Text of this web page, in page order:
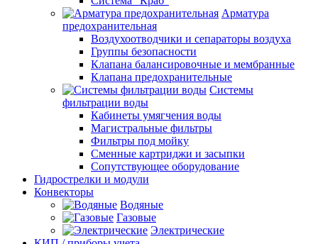
Арматура
предохранительная
Воздухоотводчики и сепараторы воздуха
Группы безопасности
Клапана балансировочные и мембранные
Клапана предохранительные
Системы
фильтрации воды
Кабинеты умягчения воды
Магистральные фильтры
Фильтры под мойку
Сменные картриджи и засыпки
Сопутствующее оборудование
Гидрострелки и модули
Конвекторы
Водяные
Газовые
Электрические